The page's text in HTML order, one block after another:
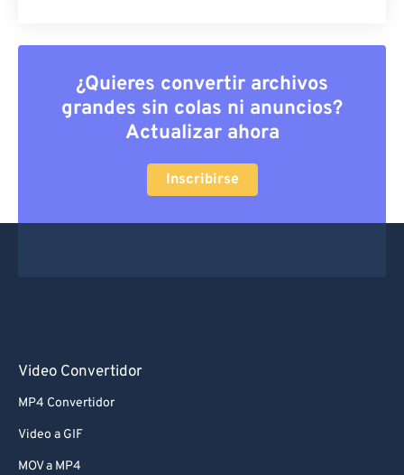
¿Quieres convertir archivos
grandes sin colas ni anuncios?
Actualizar ahora
Inscribirse
Video Convertidor
MP4 Convertidor
Video a GIF
MOV a MP4